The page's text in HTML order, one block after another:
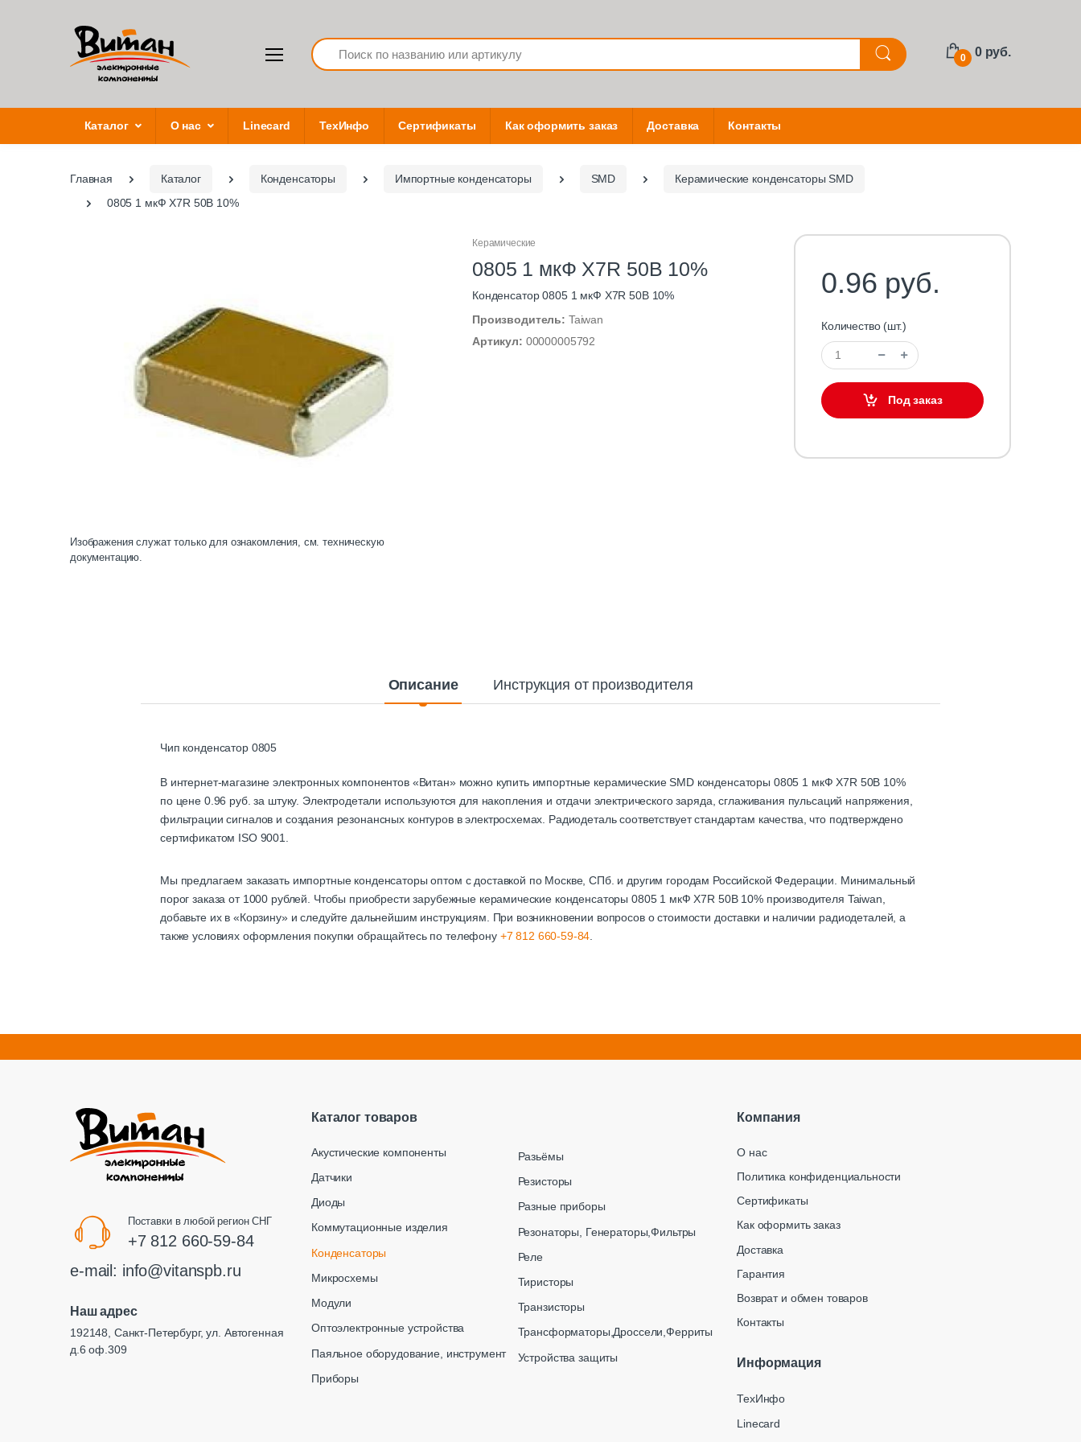
Search
0 0 руб.
Каталог О нас Linecard ТехИнфо Сертификаты Как оформить заказ Доставка Контакты
Главная Каталог Конденсаторы Импортные конденсаторы SMD
Керамические конденсаторы SMD
0805 1 мкФ X7R 50В 10%
Изображения служат только для ознакомления, см. техническую
документацию.
Керамические
0805 1 мкФ X7R 50В 10%
Конденсатор 0805 1 мкФ X7R 50В 10%
Производитель: Taiwan
Артикул: 00000005792
0.96 руб.
Количество (шт.)
Под заказ
Описание Инструкция от производителя
Чип конденсатор 0805
В интернет-магазине электронных компонентов «Витан» можно купить импортные керамические SMD конденсаторы 0805 1 мкФ X7R 50В 10%
по цене 0.96 руб. за штуку. Электродетали используются для накопления и отдачи электрического заряда, сглаживания пульсаций напряжения,
фильтрации сигналов и создания резонансных контуров в электросхемах. Радиодеталь соответствует стандартам качества, что подтверждено
сертификатом ISO 9001.
Мы предлагаем заказать импортные конденсаторы оптом с доставкой по Москве, СПб. и другим городам Российской Федерации. Минимальный
порог заказа от 1000 рублей. Чтобы приобрести зарубежные керамические конденсаторы 0805 1 мкФ X7R 50В 10% производителя Taiwan,
добавьте их в «Корзину» и следуйте дальнейшим инструкциям. При возникновении вопросов о стоимости доставки и наличии радиодеталей, а
также условиях оформления покупки обращайтесь по телефону +7 812 660-59-84
Поставки в любой регион СНГ
+7 812 660-59-84
e-mail: info@vitanspb.ru
Наш адрес
192148, Санкт-Петербург, ул. Автогенная
д.6 оф.309
Каталог товаров
Акустические компоненты
Датчики
Диоды
Коммутационные изделия
Конденсаторы
Микросхемы
Модули
Оптоэлектронные устройства
Паяльное оборудование, инструмент
Приборы
Разьёмы
Резисторы
Разные приборы
Резонаторы, Генераторы,Фильтры
Реле
Тиристоры
Транзисторы
Трансформаторы,Дроссели,Ферриты
Устройства защиты
Компания
О нас
Политика конфиденциальности
Сертификаты
Как оформить заказ
Доставка
Гарантия
Возврат и обмен товаров
Контакты
Информация
ТехИнфо
Linecard